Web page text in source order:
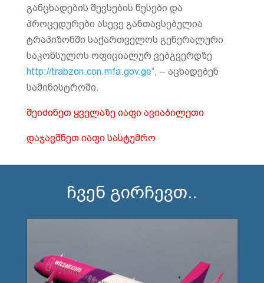
განცხადების შევსების წესები და
პროცედურები ასევე განთავსებულია
ტრაპიზონში საქართველოს გენერალური
საკონსულოს ოფიციალურ ვებგვერდზე
http://trabzon.con.mfa.gov.ge“, – აცხადებენ
სამინისტროში.
შეიძინეთ ყველაზე იაფი ავიაბილეთი
დაჯავშნეთ იაფი სასტუმრო
ჩვენ გირჩევთ..